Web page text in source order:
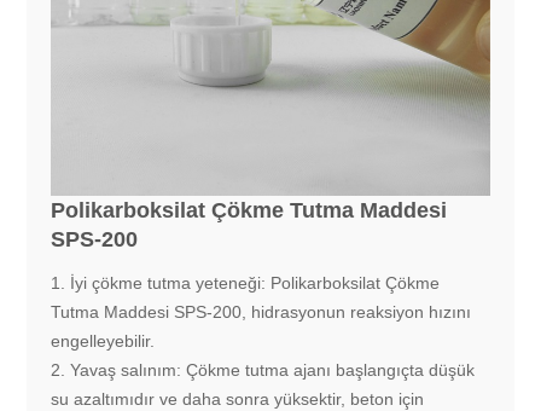
Polikarboksilat Çökme Tutma Maddesi
SPS-200
1. İyi çökme tutma yeteneği: Polikarboksilat Çökme
Tutma Maddesi SPS-200, hidrasyonun reaksiyon hızını
engelleyebilir.
2. Yavaş salınım: Çökme tutma ajanı başlangıçta düşük
su azaltımıdır ve daha sonra yüksektir, beton için